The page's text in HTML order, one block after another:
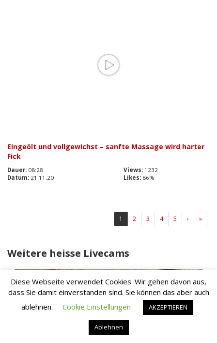
Eingeölt und vollgewichst – sanfte Massage wird harter
Fick
Dauer: 08:28 Views: 1232
Datum: 21.11.20 Likes: 86%
1 (aktuell)
2 3 4 5 › »
Weitere heisse Livecams
Diese Webseite verwendet Cookies. Wir gehen davon aus,
dass Sie damit einverstanden sind. Sie können das aber auch
ablehnen.
Cookie Einstellungen AKZEPTIEREN
Ablehnen